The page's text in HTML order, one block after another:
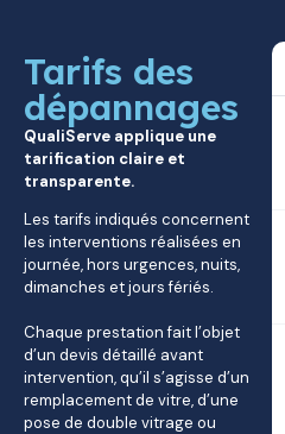
Tarifs des
dépannages
QualiServe applique une
tarification claire et
transparente.
Les tarifs indiqués concernent
les interventions réalisées en
journée, hors urgences, nuits,
dimanches et jours fériés.
Chaque prestation fait l’objet
d’un devis détaillé avant
intervention, qu’il s’agisse d’un
remplacement de vitre, d’une
pose de double vitrage ou